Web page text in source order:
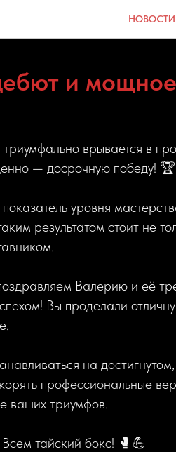
и
врывается в
— досрочную победу! 🏆
уровня
результатом стоит не
Валерию и её
Вы проделали
на
профессиональные
ваших триумфов.
тайский бокс! 🥊💪